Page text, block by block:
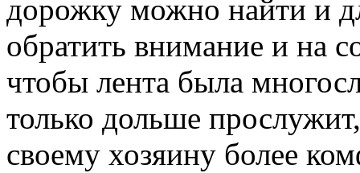
дорожку можно найти и
обратить внимание и на
чтобы лента была
только дольше
своему хозяину более